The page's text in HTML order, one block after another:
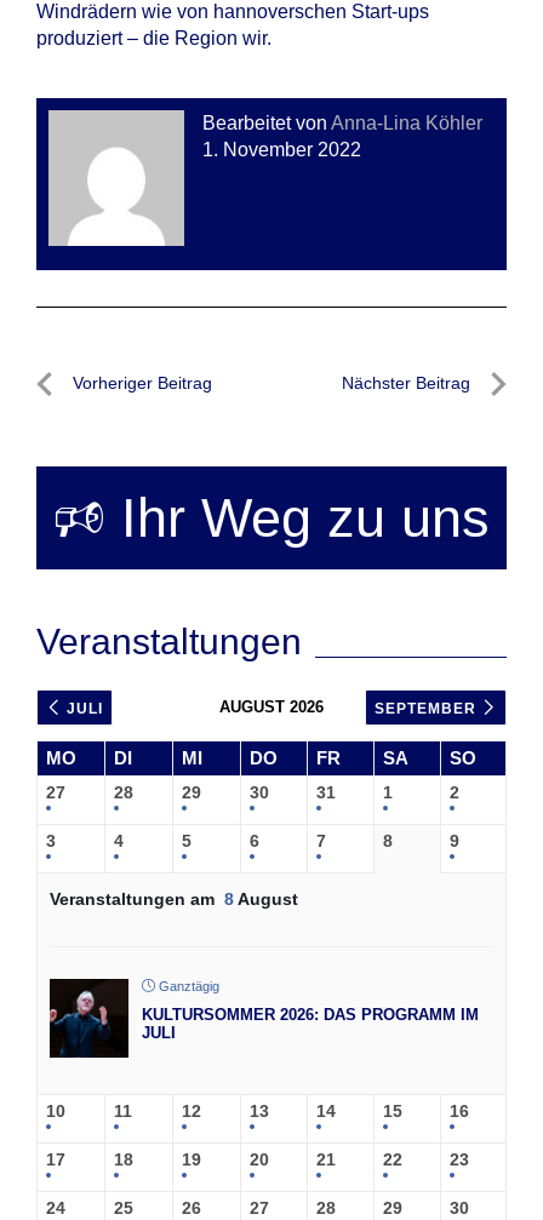
Windrädern wie von hannoverschen Start-ups
produziert – die Region wir.
Bearbeitet von Anna-Lina Köhler
1. November 2022
Beitragsnavigation
Vorheriger Beitrag Nächster Beitrag
🕫 Ihr Weg zu uns
Veranstaltungen
JULI AUGUST 2026 SEPTEMBER
MO DI MI DO FR SA SO
27 28 29 30 31 1 2
3 4 5 6 7 8 9
Veranstaltungen am 8August
Ganztägig
KULTURSOMMER 2026: DAS PROGRAMM IM
JULI
10 11 12 13 14 15 16
17 18 19 20 21 22 23
24 25 26 27 28 29 30